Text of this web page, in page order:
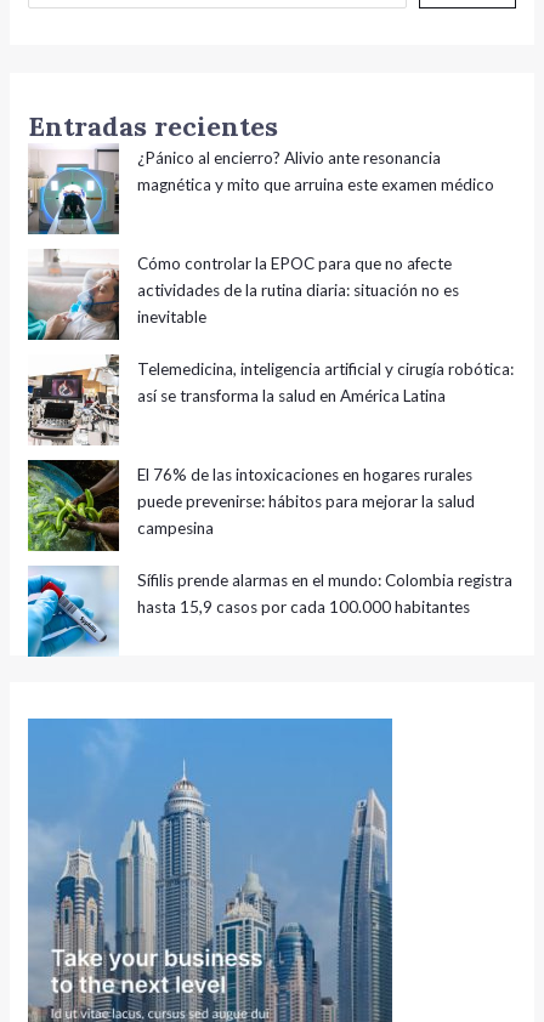
Entradas recientes
¿Pánico al encierro? Alivio ante resonancia
magnética y mito que arruina este examen médico
Cómo controlar la EPOC para que no afecte
actividades de la rutina diaria: situación no es
inevitable
Telemedicina, inteligencia artificial y cirugía robótica:
así se transforma la salud en América Latina
El 76% de las intoxicaciones en hogares rurales
puede prevenirse: hábitos para mejorar la salud
campesina
Sífilis prende alarmas en el mundo: Colombia registra
hasta 15,9 casos por cada 100.000 habitantes